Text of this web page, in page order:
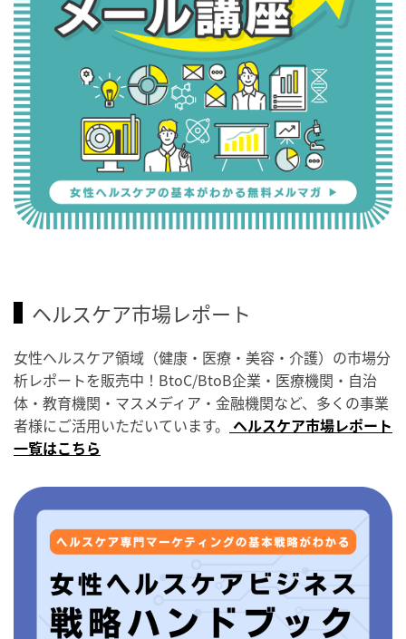
ヘルスケア市場レポート
女性ヘルスケア領域（健康・医療・美容・介護）の市場分
析レポートを販売中！BtoC/BtoB企業・医療機関・自治
体・教育機関・マスメディア・金融機関など、多くの事業
者様にご活用いただいています。 ヘルスケア市場レポート
一覧はこちら